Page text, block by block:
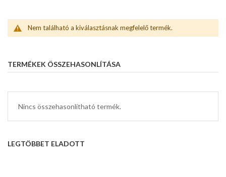
Nem található a kiválasztásnak megfelelő termék.
TERMÉKEK ÖSSZEHASONLÍTÁSA
Nincs összehasonlítható termék.
LEGTÖBBET ELADOTT